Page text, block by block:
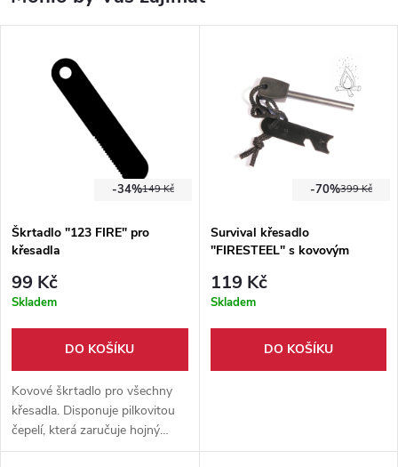
149 Kč
-34%
Škrtadlo "123 FIRE" pro
křesadla
99 Kč
Skladem
DO KOŠÍKU
Kovové škrtadlo pro všechny
křesadla. Disponuje pilkovitou
čepelí, která zaručuje hojný
zdroj jisker. Dírka na provlečení
399 Kč
-70%
Survival křesadlo
"FIRESTEEL" s kovovým
119 Kč
Skladem
DO KOŠÍKU